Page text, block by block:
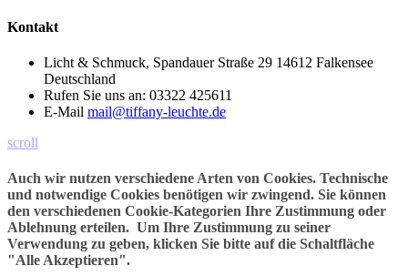
Kontakt
Licht & Schmuck, Spandauer Straße 29 14612 Falkensee
Deutschland
Rufen Sie uns an: 03322 425611
E-Mail mail@tiffany-leuchte.de
scroll
Auch wir nutzen verschiedene Arten von Cookies. Technische
und notwendige Cookies benötigen wir zwingend. Sie können
den verschiedenen Cookie-Kategorien Ihre Zustimmung oder
Ablehnung erteilen. Um Ihre Zustimmung zu seiner
Verwendung zu geben, klicken Sie bitte auf die Schaltfläche
"Alle Akzeptieren".